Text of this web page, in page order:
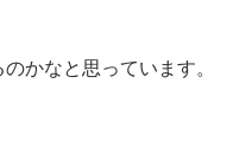
かなと思っています。